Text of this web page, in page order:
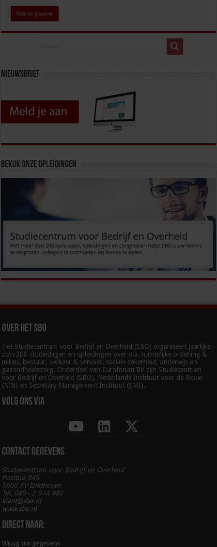
Nieuwsbrief
Bekijk onze opleidingen
Over het SBO
Het Studiecentrum voor Bedrijf en Overheid (SBO) organiseert jaarlijks
zo’n 200 studiedagen en opleidingen over o.a. ruimtelijke ordening &
milieu, bestuur, verkeer & vervoer, sociale zekerheid, onderwijs en
gezondheidszorg. Onderdeel van Euroforum BV zijn Studiecentrum
voor Bedrijf en Overheid (SBO), Nederlands Instituut voor de Bouw
(NIB) en Secretary Management Instituut (SMI).
Volg ons via
Contact gegevens
Studiecentrum voor Bedrijf en Overheid
Postbus 845
5600 AV Eindhoven
Tel. 040 - 2 974 980
klant@sbo.nl
www.sbo.nl
Direct naar:
Wijzig uw gegevens